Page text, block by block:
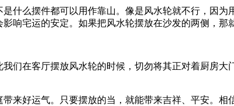
什么摆件都可以用作靠山。像是风水轮就不行，因
响宅运的安定。如果把风水轮摆放在沙发的两侧，那
们在客厅摆放风水轮的时候，切勿将其正对着厨房
来好运气。只要摆放的当，就能带来吉祥、平安。